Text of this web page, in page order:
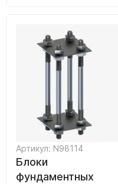
Артикул: N98114
Блоки
фундаментных